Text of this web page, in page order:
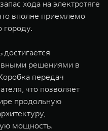
хода на электротяге
вполне приемлемо
городу.
решениями в
передач
что позволяет
продольную
мощность.